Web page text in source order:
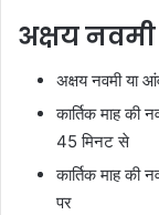
अक्षय
अक्षय नवमी या
कार्तिक माह
45 मिनट से
कार्तिक माह की
पर